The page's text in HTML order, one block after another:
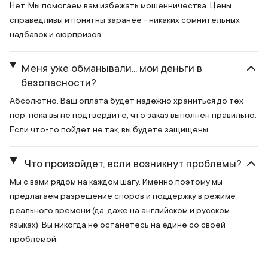
Нет. Мы помогаем вам избежать мошенничества. Цены
справедливы и понятны заранее - никаких сомнительных
надбавок и сюрпризов.
Меня уже обманывали... мои деньги в
безопасности?
Абсолютно. Ваш оплата будет надежно храниться до тех
пор, пока вы не подтвердите, что заказ выполнен правильно.
Если что-то пойдет не так, вы будете защищены.
Что произойдет, если возникнут проблемы?
Мы с вами рядом на каждом шагу. Именно поэтому мы
предлагаем разрешение споров и поддержку в режиме
реального времени (да, даже на английском и русском
языках). Вы никогда не останетесь на едине со своей
проблемой.